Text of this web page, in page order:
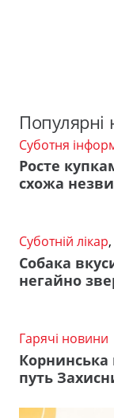
Популярні
Суботня
Росте
схожа
Суботній лікар,
Собака
негайно
Гарячі новини
путь